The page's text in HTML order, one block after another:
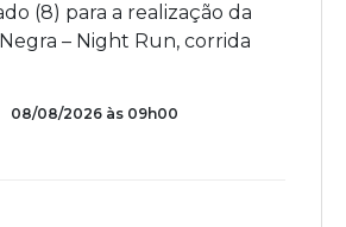
(8) para a realização da
– Night Run, corrida
08/08/2026 às 09h00